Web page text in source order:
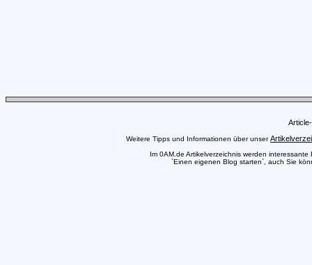
Weitere Tipps und Informationen über unser
Im 0AM.de Artikelverzeichnis werden
`Einen eigenen Blog starten`, auch Sie